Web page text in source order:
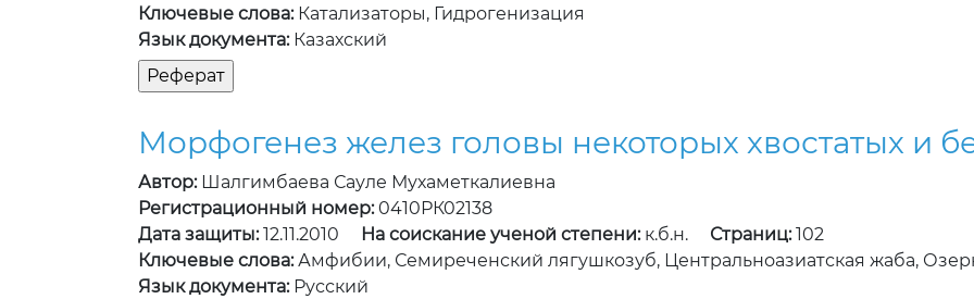
Ключевые слова:Катализаторы, Гидрогенизация
Язык документа:Казахский
Морфогенез желез головы некоторых хвостатых и
Автор:Шалгимбаева Сауле Мухаметкалиевна
Регистрационный номер:0410РК02138
Дата защиты:12.11.2010 На соискание ученой степени:к.б.н. Страниц:102
Ключевые слова:Амфибии, Семиреченский лягушкозуб, Центральноазиатская жаба,
Язык документа:Русский